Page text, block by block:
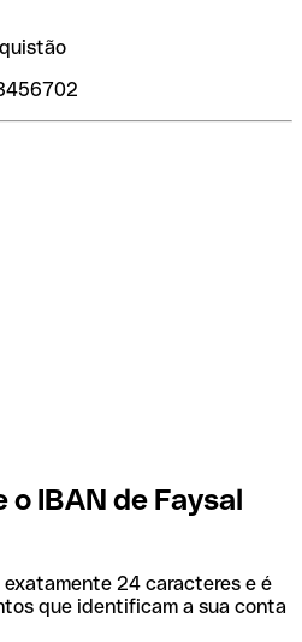
o IBAN de Faysal
24 caracteres e é
que identificam a sua conta